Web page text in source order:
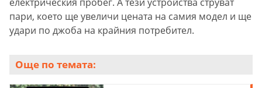
пари, което ще увеличи цената на самия модел и ще
удари по джоба на крайния потребител.
Още по темата: